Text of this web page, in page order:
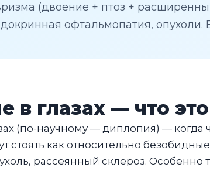
(двоение + птоз +
офтальмопатия,
в глазах — что
(по-научному — диплопия) — когда
стоять как относительно
рассеянный склероз. Особенно